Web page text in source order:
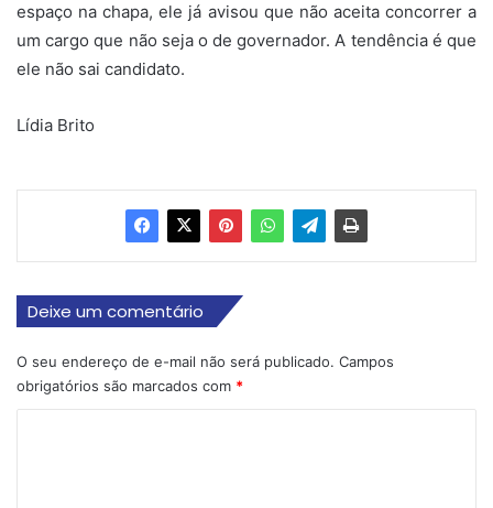
espaço na chapa, ele já avisou que não aceita concorrer a
um cargo que não seja o de governador. A tendência é que
ele não sai candidato.
Lídia Brito
Deixe um comentário
O seu endereço de e-mail não será publicado. Campos
obrigatórios são marcados com *